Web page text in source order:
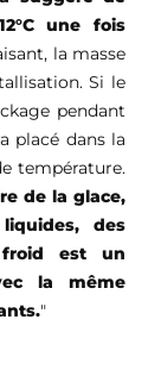
une fois
la masse
Si le
pendant
placé dans la
température.
de la glace,
des
est un
la même
"